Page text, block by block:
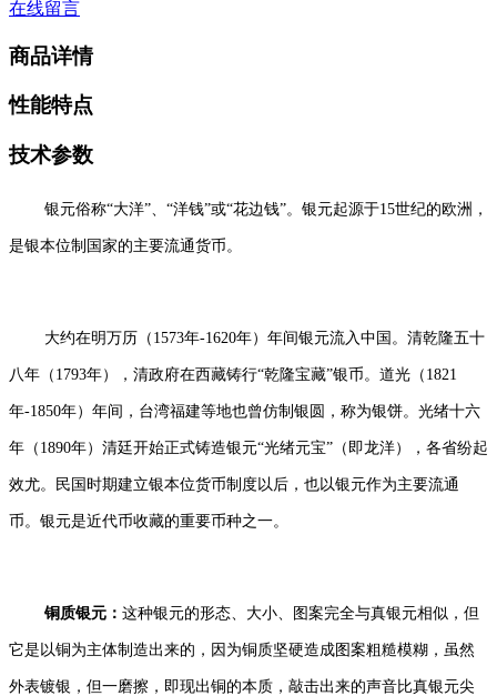
在线留言
商品详情
性能特点
技术参数
银元俗称“大洋”、“洋钱”或“花边钱”。银元起源于15世纪的欧洲，
是银本位制国家的主要流通货币。
大约在明万历（1573年-1620年）年间银元流入中国。清乾隆五十
八年（1793年），清政府在西藏铸行“乾隆宝藏”银币。道光（1821
年-1850年）年间，台湾福建等地也曾仿制银圆，称为银饼。光绪十六
年（1890年）清廷开始正式铸造银元“光绪元宝”（即龙洋），各省纷起
效尤。民国时期建立银本位货币制度以后，也以银元作为主要流通
币。银元是近代币收藏的重要币种之一。
铜质银元： 这种银元的形态、大小、图案完全与真银元相似，但
它是以铜为主体制造出来的，因为铜质坚硬造成图案粗糙模糊，虽然
外表镀银，但一磨擦，即现出铜的本质，敲击出来的声音比真银元尖